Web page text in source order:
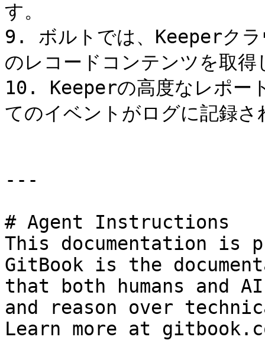
す。
9. ボルトでは、Keeperクラ
のレコードコンテンツを取得
10. Keeperの高度なレポー
てのイベントがログに記録
---
# Agent Instructions
This documentation is
GitBook is the
that both humans and
and reason over
Learn more at